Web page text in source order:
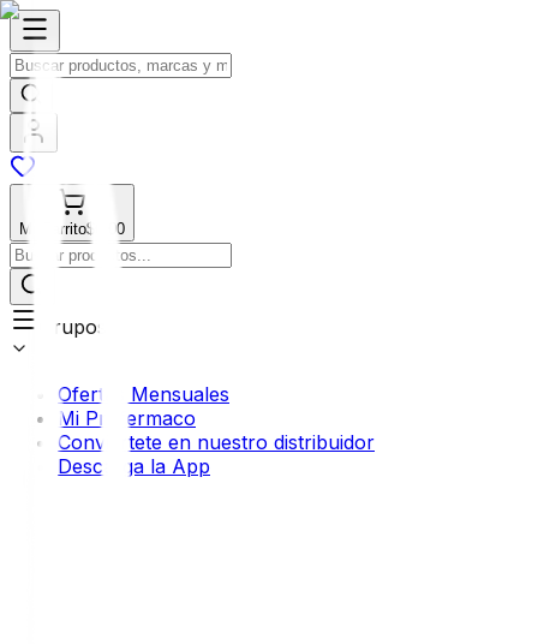
Mi Carrito$0.00
Grupos
Ofertas Mensuales
Mi Profermaco
Conviértete en nuestro distribuidor
Descarga la App